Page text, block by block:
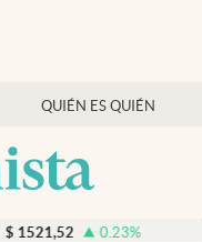
QUIÉN ES QUIÉN
0.23%